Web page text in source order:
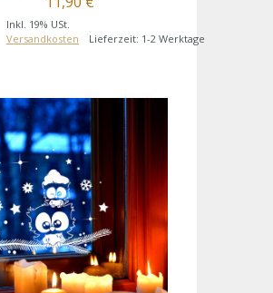
Inkl. 19% USt.
Versandkosten
Lieferzeit: 1-2 Werktage